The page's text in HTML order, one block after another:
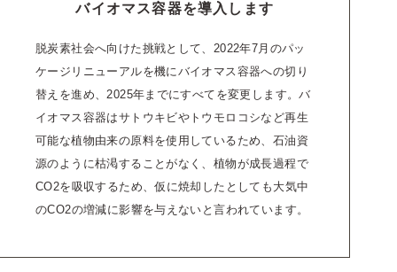
バイオマス容器を導入します
脱炭素社会へ向けた挑戦として、2022年7月のパッ
ケージリニューアルを機にバイオマス容器への切り
替えを進め、2025年までにすべてを変更します。バ
イオマス容器はサトウキビやトウモロコシなど再生
可能な植物由来の原料を使用しているため、石油資
源のように枯渇することがなく、植物が成長過程で
CO2を吸収するため、仮に焼却したとしても大気中
のCO2の増減に影響を与えないと言われています。